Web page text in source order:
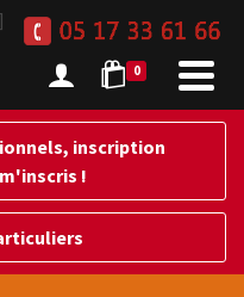
0
inscription
!